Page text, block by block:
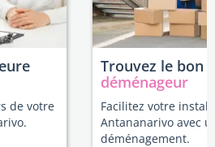
de votre
Trouvez le bon
déménageur
Facilitez votre
Antananarivo avec
déménagement.